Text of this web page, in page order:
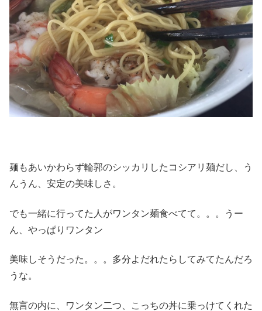
麺もあいかわらず輪郭のシッカリしたコシアリ麺だし、う
んうん、安定の美味しさ。
でも一緒に行ってた人がワンタン麺食べてて。。。うー
ん、やっぱりワンタン
美味しそうだった。。。多分よだれたらしてみてたんだろ
うな。
無言の内に、ワンタン二つ、こっちの丼に乗っけてくれた